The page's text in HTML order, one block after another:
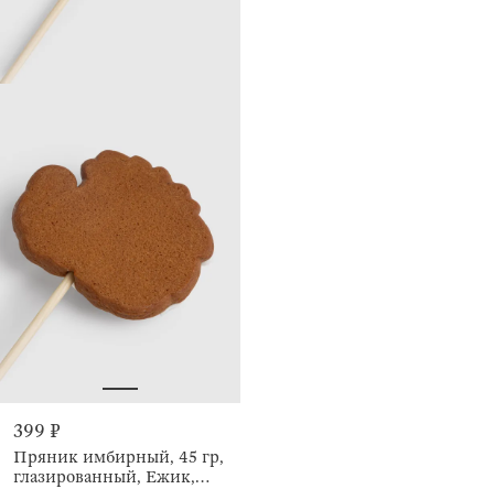
399 ₽
Пряник имбирный, 45 гр,
глазированный, Ежик,